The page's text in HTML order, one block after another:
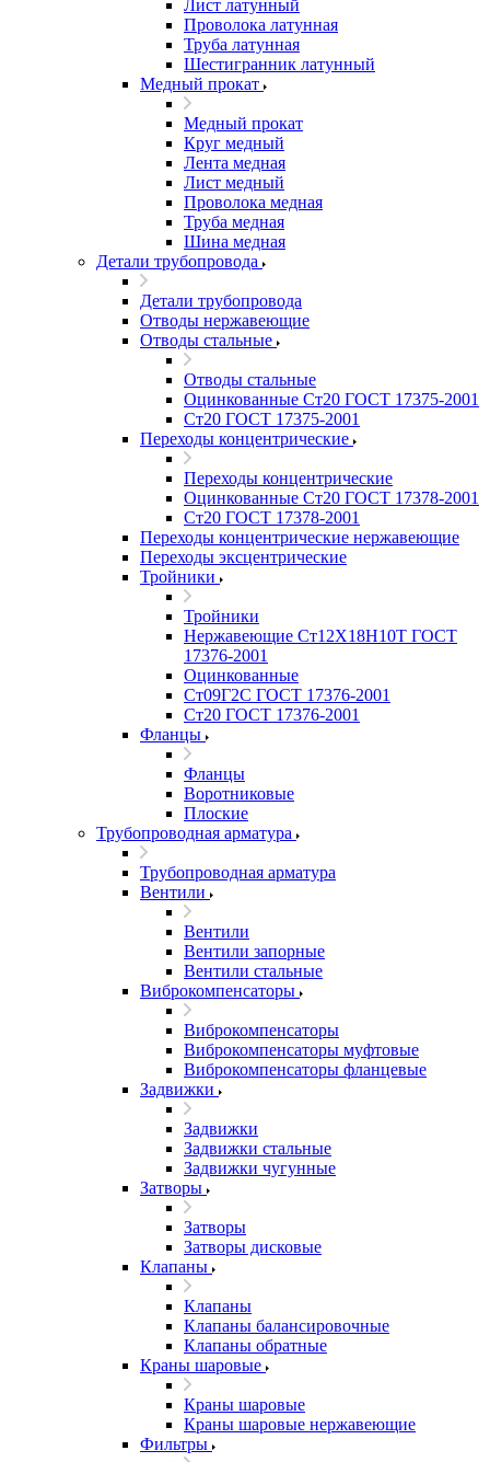
Лист латунный
Проволока латунная
Труба латунная
Шестигранник латунный
Медный прокат
Медный прокат
Круг медный
Лента медная
Лист медный
Проволока медная
Труба медная
Шина медная
Детали трубопровода
Детали трубопровода
Отводы нержавеющие
Отводы стальные
Отводы стальные
Оцинкованные Ст20 ГОСТ 17375-2001
Ст20 ГОСТ 17375-2001
Переходы концентрические
Переходы концентрические
Оцинкованные Ст20 ГОСТ 17378-2001
Ст20 ГОСТ 17378-2001
Переходы концентрические нержавеющие
Переходы эксцентрические
Тройники
Тройники
Нержавеющие Ст12Х18Н10Т ГОСТ
17376-2001
Оцинкованные
Ст09Г2С ГОСТ 17376-2001
Ст20 ГОСТ 17376-2001
Фланцы
Фланцы
Воротниковые
Плоские
Трубопроводная арматура
Трубопроводная арматура
Вентили
Вентили
Вентили запорные
Вентили стальные
Виброкомпенсаторы
Виброкомпенсаторы
Виброкомпенсаторы муфтовые
Виброкомпенсаторы фланцевые
Задвижки
Задвижки
Задвижки стальные
Задвижки чугунные
Затворы
Затворы
Затворы дисковые
Клапаны
Клапаны
Клапаны балансировочные
Клапаны обратные
Краны шаровые
Краны шаровые
Краны шаровые нержавеющие
Фильтры